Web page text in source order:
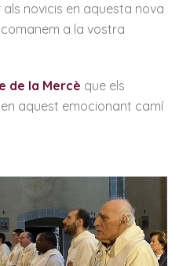
novicis en aquesta nova
a la vostra
de la Mercè que els
aquest emocionant camí